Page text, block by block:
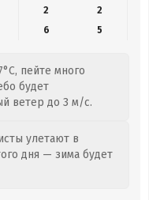
2
2
6 5
пейте много
будет
ветер до 3 м/с.
улетают в
дня — зима будет